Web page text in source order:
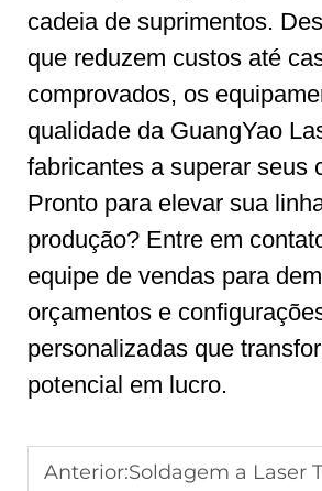
cadeia de suprimentos.
que reduzem custos até
comprovados, os
qualidade da GuangYao
fabricantes a superar seus
Pronto para elevar sua
produção? Entre em
equipe de vendas para
orçamentos e
personalizadas que
potencial em lucro.
Anterior:Soldagem a Laser Turbocharge para VE: Corrija 10